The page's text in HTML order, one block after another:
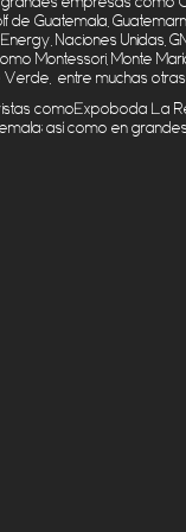
de Guatemala,
Naciones Unidas ,
Montessori, Monte
Verde, entre muchas otras
comoExpoboda La
así como en grandes